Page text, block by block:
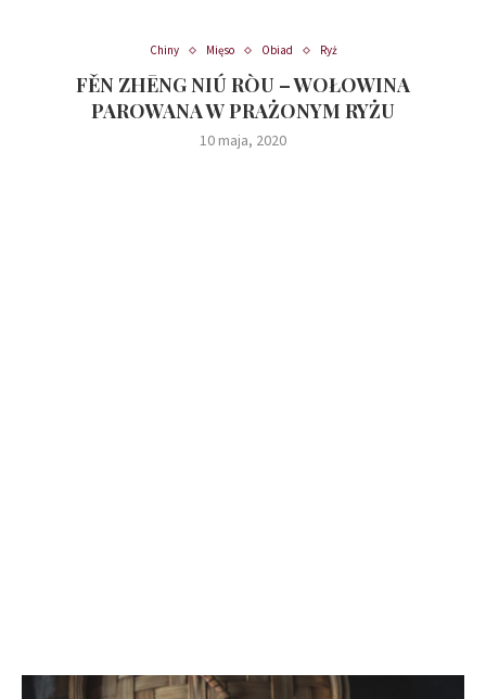
Chiny Mięso Obiad Ryż
FĚN ZHĒNG NIÚ RÒU – WOŁOWINA
PAROWANA W PRAŻONYM RYŻU
10 maja, 2020